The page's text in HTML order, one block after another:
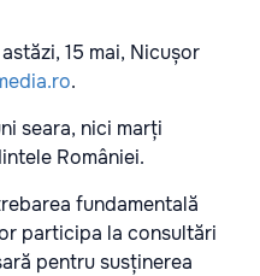
15 mai, Nicușor
.
seara, nici marți
României.
fundamentală
participa la consultări
pentru susținerea